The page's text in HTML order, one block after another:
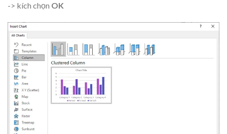
-> kích chọn OK